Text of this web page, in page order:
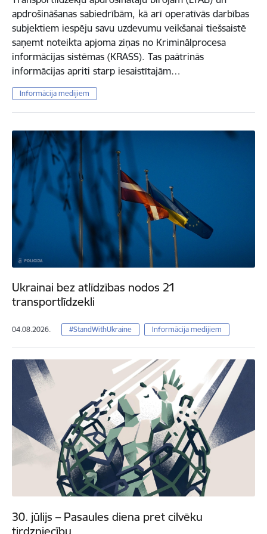
apdrošināšanas sabiedrībām, kā arī operatīvās darbības
subjektiem iespēju savu uzdevumu veikšanai tiešsaistē
saņemt noteikta apjoma ziņas no Kriminālprocesa
informācijas sistēmas (KRASS). Tas paātrinās
informācijas apriti starp iesaistītajām…
Informācija medijiem
Ukrainai bez atlīdzības nodos 21
transportlīdzekli
04.08.2026. #StandWithUkraine Informācija medijiem
30. jūlijs – Pasaules diena pret cilvēku
tirdzniecību